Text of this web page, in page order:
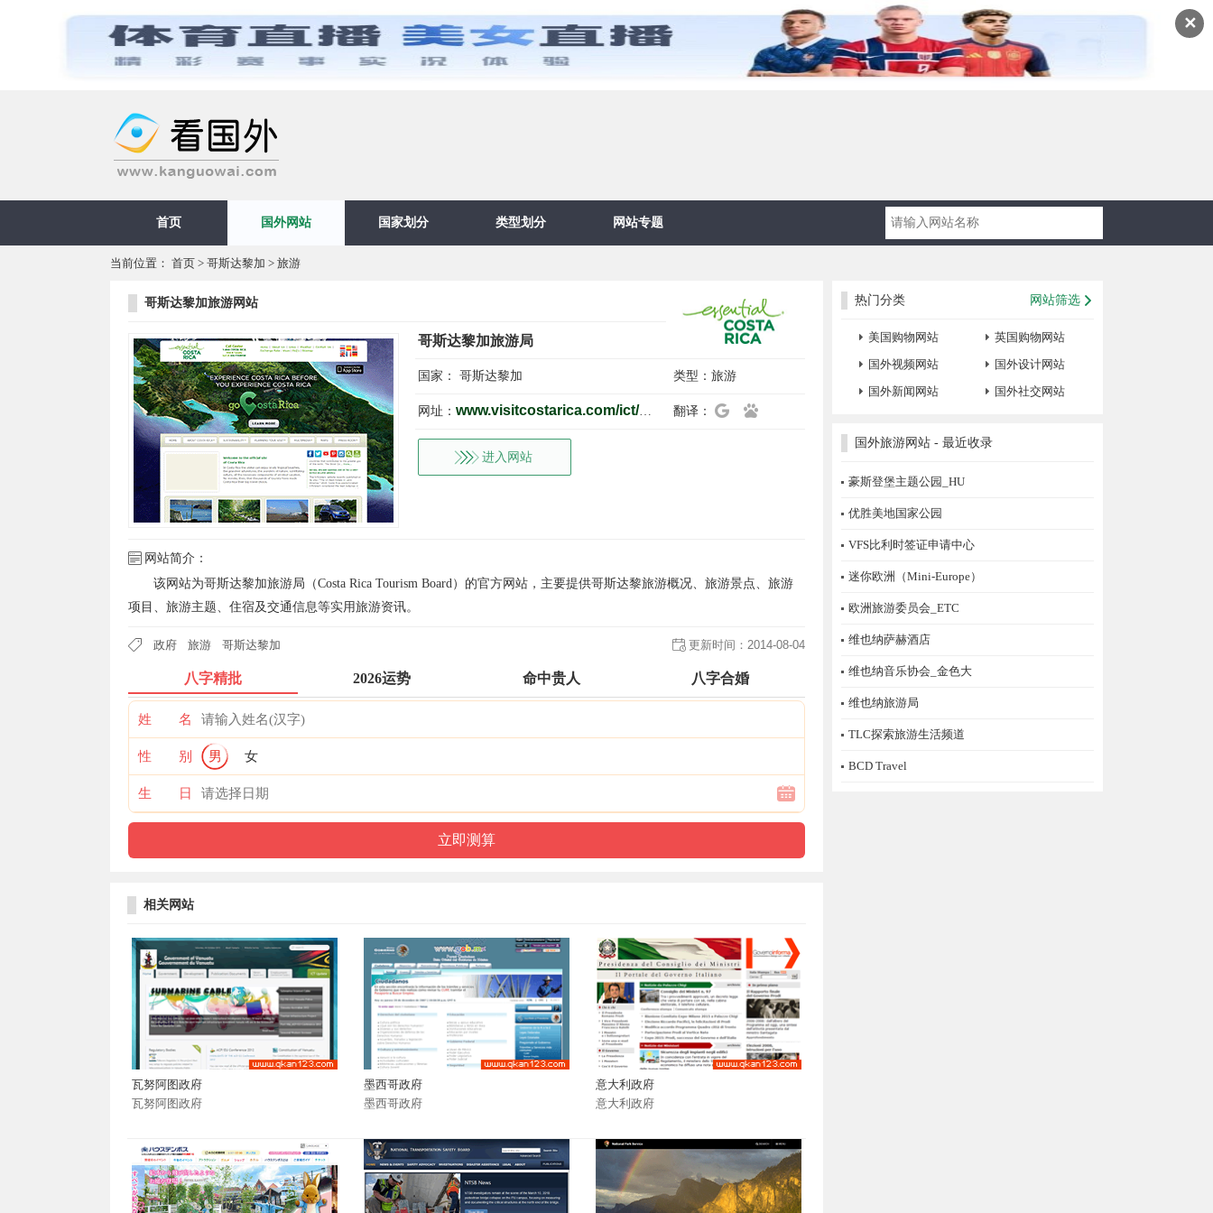
✕
首页 国外网站 国家划分 类型划分 网站专题
当前位置： 首页 > 哥斯达黎加 > 旅游
哥斯达黎加旅游网站
哥斯达黎加旅游局
国家： 哥斯达黎加 类型： 旅游
网址： www.visitcostarica.com/ict/paginas/home.asp?ididioma=2 翻译：
进入网站
网站简介：
该网站为哥斯达黎加旅游局（Costa Rica Tourism Board）的官方网站，主要提供哥斯达黎旅游概况、旅游景点、旅游
项目、旅游主题、住宿及交通信息等实用旅游资讯。
政府 旅游 哥斯达黎加 更新时间： 2014-08-04
八字精批 2026运势 命中贵人 八字合婚
姓 名
性 别 男 女
生 日
相关网站
瓦努阿图政府
瓦努阿图政府
墨西哥政府
墨西哥政府
意大利政府
意大利政府
热门分类 网站筛选
美国购物网站
英国购物网站
国外视频网站
国外设计网站
国外新闻网站
国外社交网站
国外旅游网站 - 最近收录
豪斯登堡主题公园_HU
优胜美地国家公园
VFS比利时签证申请中心
迷你欧洲（Mini-Europe）
欧洲旅游委员会_ETC
维也纳萨赫酒店
维也纳音乐协会_金色大
维也纳旅游局
TLC探索旅游生活频道
BCD Travel